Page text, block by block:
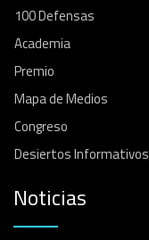
100 Defensas
Academia
Premio
Mapa de Medios
Congreso
Desiertos Informativos
Noticias